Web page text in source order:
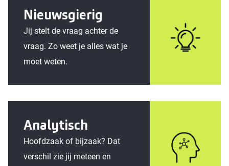
Nieuwsgierig
Jij stelt de vraag achter de
vraag. Zo weet je alles wat je
moet weten.
Analytisch
Hoofdzaak of bijzaak? Dat
verschil zie jij meteen en